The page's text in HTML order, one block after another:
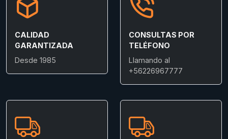
CALIDAD
GARANTIZADA
Desde 1985
CONSULTAS POR
TELÉFONO
Llamando al
+56226967777